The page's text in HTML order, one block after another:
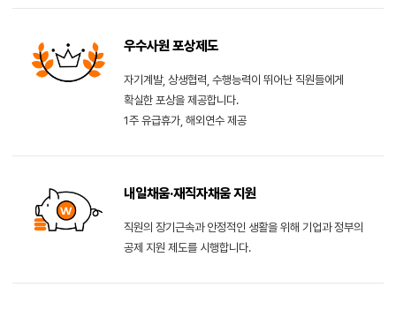
우수사원 포상제도
자기계발, 상생협력, 수행능력이 뛰어난 직원들에게
확실한 포상을 제공합니다.
1주 유급휴가, 해외연수 제공
내일채움·재직자채움 지원
직원의 장기근속과 안정적인 생활을 위해 기업과 정부의
공제 지원 제도를 시행합니다.